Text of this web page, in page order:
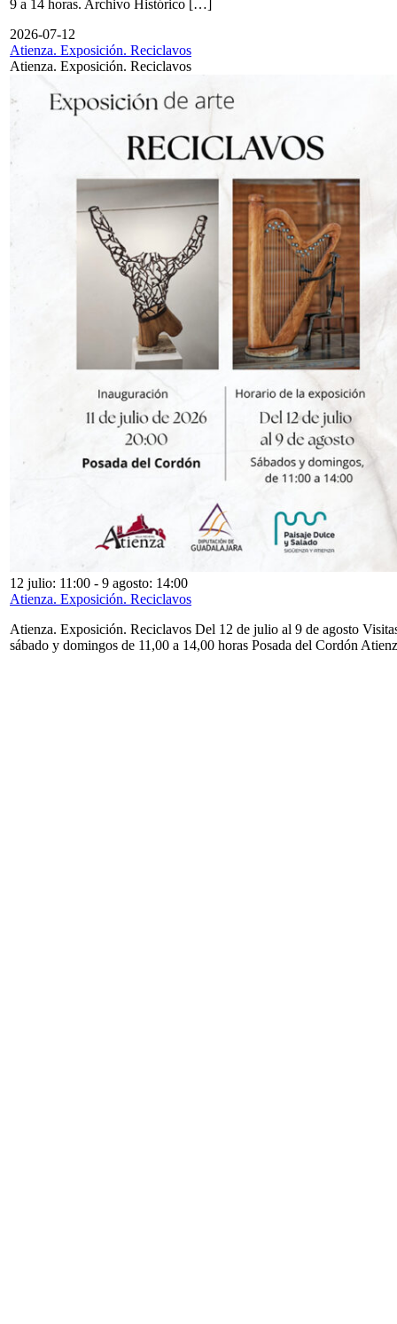
9 a 14 horas. Archivo Histórico […]
2026-07-12
Atienza. Exposición. Reciclavos
Atienza. Exposición. Reciclavos
12 julio: 11:00 - 9 agosto: 14:00
Atienza. Exposición. Reciclavos
Atienza. Exposición. Reciclavos Del 12 de julio al 9 de agosto
sábado y domingos de 11,00 a 14,00 horas Posada del Cordón